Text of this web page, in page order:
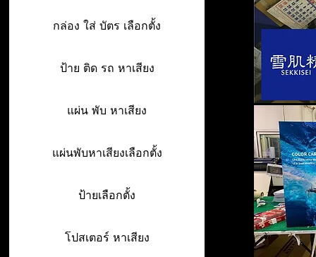
กล่อง ใส่ บัตร เลือกตั้ง
ป้าย ติด รถ หาเสียง
แผ่น พับ หาเสียง
แผ่นพับหาเสียงเลือกตั้ง
ป้ายเลือกตั้ง
โปสเตอร์ หาเสียง